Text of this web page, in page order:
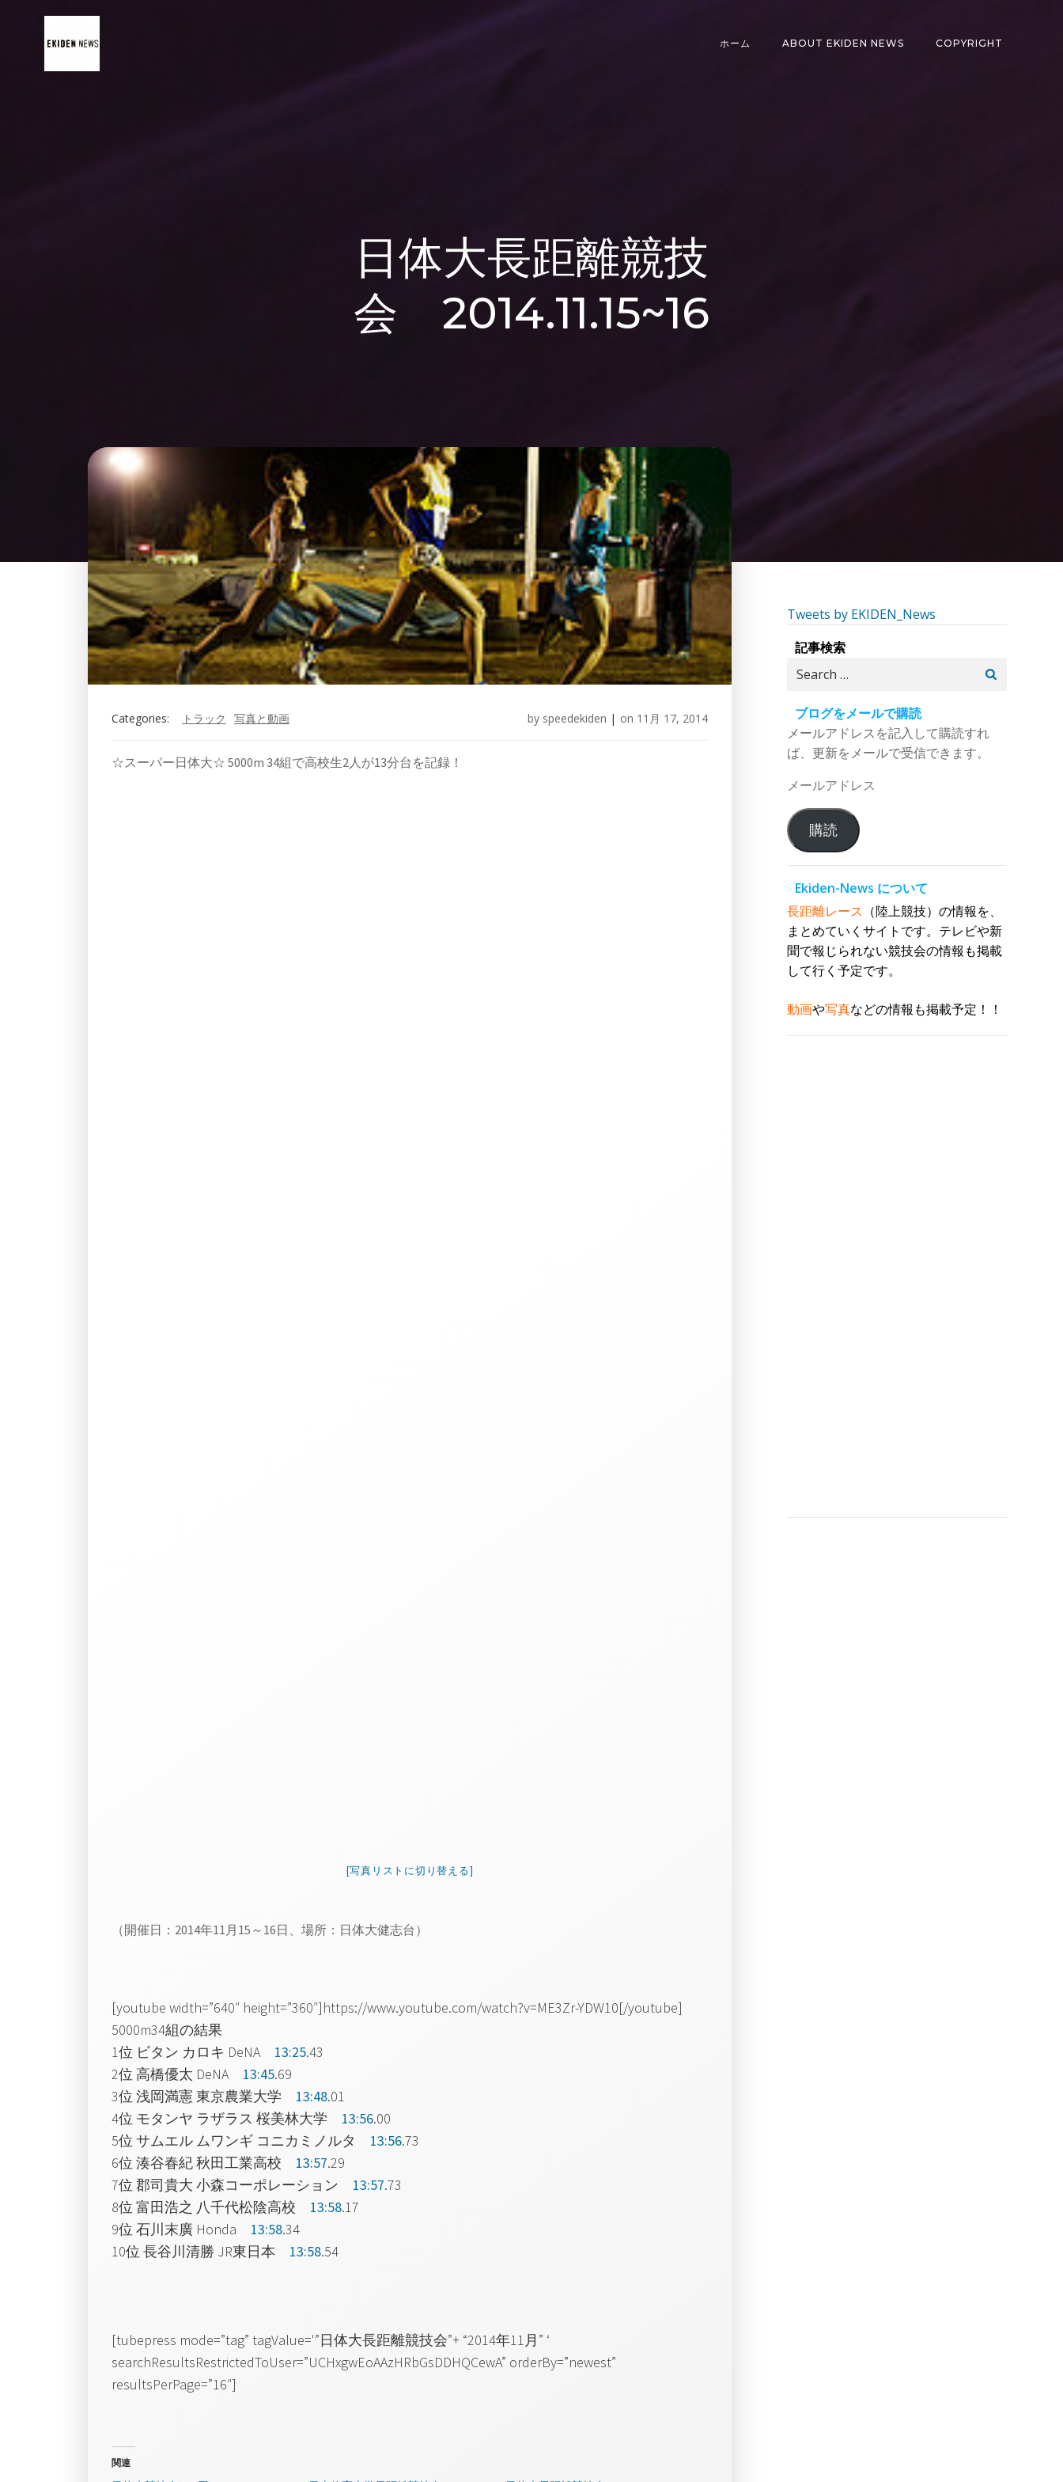
ホーム ABOUT EKIDEN NEWS COPYRIGHT
日体大長距離競技
会 2014.11.15~16
Categories: トラック 写真と動画 by speedekiden | on 11月 17, 2014
☆スーパー日体大☆ 5000m 34組で高校生2人が13分台を記録！
[写真リストに切り替える]
（開催日：2014年11月15～16日、場所：日体大健志台）
[youtube width=”640″ height=”360″]https://www.youtube.com/watch?v=ME3Zr-YDW10[/youtube]
5000m34組の結果
1位 ビタン カロキ DeNA 13:25.43
2位 高橋優太 DeNA 13:45.69
3位 浅岡満憲 東京農業大学 13:48.01
4位 モタンヤ ラザラス 桜美林大学 13:56.00
5位 サムエル ムワンギ コニカミノルタ 13:56.73
6位 湊谷春紀 秋田工業高校 13:57.29
7位 郡司貴大 小森コーポレーション 13:57.73
8位 富田浩之 八千代松陰高校 13:58.17
9位 石川末廣 Honda 13:58.34
10位 長谷川清勝 JR東日本 13:58.54
[tubepress mode=”tag” tagValue='”日体大長距離競技会”+ “2014年11月” ‘
searchResultsRestrictedToUser=”UCHxgwEoAAzHRbGsDDHQCewA” orderBy=”newest”
resultsPerPage=”16″]
関連
Tweets by EKIDEN_News
記事検索
Search
ブログをメールで購読
メールアドレスを記入して購読すれ
ば、更新をメールで受信できます。
メ
ル
ア
ド
レ
ス
購読
Ekiden-News について
長距離レース （陸上競技）の情報を、
まとめていくサイトです。テレビや新
聞で報じられない競技会の情報も掲載
して行く予定です。
動画や写真などの情報も掲載予定！！